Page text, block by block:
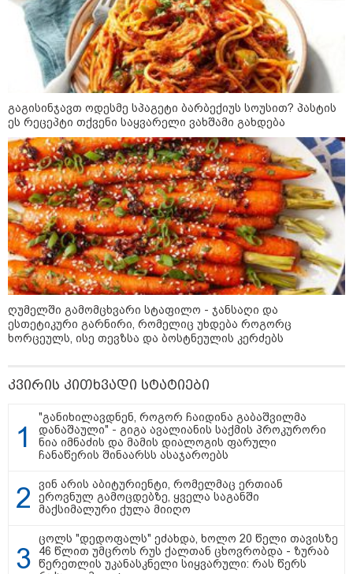
"ბავშვობიდან ასე ვარ..
ფანატიკურად ვარ შეყვარებული
საქართველოზე" - გაიცანით
მარტინ გუიმჯიანი, ქართულ
ენასა და საქართველოზე
შეყვარებული სომეხი ბიჭი
23:15 / 07-08-2026
ამოუცნობი ანომალიური
მოვლენები - ტრამპის
ადმინისტრაციამ “UFO”- ს
ფაილების მორიგი პაკეტი
გამოაქვეყნა
22:30 / 07-08-2026
ინტერნეტში ამაღელვებელი
კადრები ვრცელდება - როგორ
გადაარჩინა 56 წლის კაცმა
ბავშვები აბობოქრებულ ზღვაში
დახრჩობას
კატეგორიის ყველა სიახლე
"უნდა დაგვხვრიტოთ? - არა,
თქვენი დახვრეტა რაში გვაწყობს,
გუდაუთაში ქართველ ტყვეებში
უნდა გადაგცვალოთ..."
როდის დაიწყო რეალურად
საქართველო-რუსეთის ომი და
მთავარი შეცდომა, რომელიც
გაგისინჯავთ ოდესმე სპაგეტი ბარბექიუს სოუსით? პასტის
ეს რეცეპტი თქვენი საყვარელი ვახშამი გახდება
ღუმელში გამომცხვარი სტაფილო - ჯანსაღი და
ესთეტიკური გარნირი, რომელიც უხდება როგორც
ხორცეულს, ისე თევზსა და ბოსტნეულის კერძებს
კვირის კითხვადი სტატიები
"განიხილავდნენ, როგორ ჩაიდინა გაბაშვილმა
დანაშაული" - გიგა ავალიანის საქმის პროკურორი
ნია იმნაძის და მამის დიალოგის ფარული
ჩანაწერის შინაარსს ასაჯაროებს
ვინ არის აბიტურიენტი, რომელმაც ერთიან
ეროვნულ გამოცდებზე, ყველა საგანში
მაქსიმალური ქულა მიიღო
ცოლს "დედოფალს" ეძახდა, ხოლო 20 წელი თავისზე
46 წლით უმცროს რუს ქალთან ცხოვრობდა - ზურაბ
წერეთლის უკანასკნელი სიყვარული: რას წერს